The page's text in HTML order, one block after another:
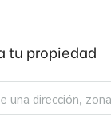
tu propiedad